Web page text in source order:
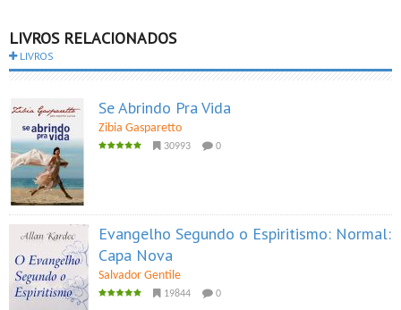
LIVROS RELACIONADOS
LIVROS
Se Abrindo Pra Vida
Zibia Gasparetto
30993 0
Evangelho Segundo o Espiritismo: Normal:
Capa Nova
Salvador Gentile
19844 0